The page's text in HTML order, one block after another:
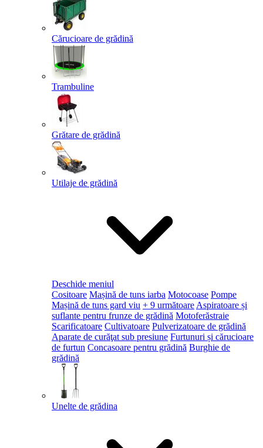
Cărucioare de grădină
Trambuline
Grătare de grădină
Utilaje de grădină
Deschide meniul
Cositoare Mașină de tuns iarba Motocoase Pompe
Mașină de tuns gard viu + 9 următoare Aspiratoare și
suflante pentru frunze de grădină Motoferăstraie
Scarificatoare Cultivatoare Pulverizatoare de grădină
Aparate de curăţat sub presiune Furtunuri și cărucioare
de furtun Concasoare pentru grădină Burghie de
grădină
Unelte de grădina